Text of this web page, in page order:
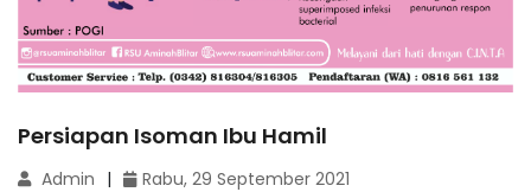
Persiapan Isoman Ibu Hamil
Admin Rabu, 29 September 2021